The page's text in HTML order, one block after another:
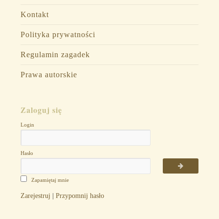
Kontakt
Polityka prywatności
Regulamin zagadek
Prawa autorskie
Zaloguj się
Login
Hasło
Zapamiętaj mnie
Zarejestruj | Przypomnij hasło